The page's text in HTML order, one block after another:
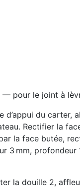
— pour le joint à
du carter,
Rectifier la
la face butée,
3 mm,
la douille 2,